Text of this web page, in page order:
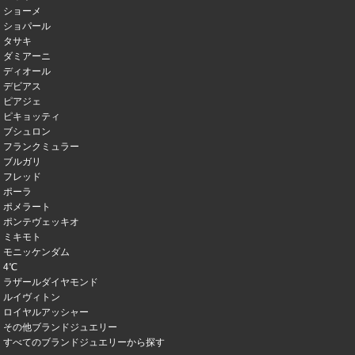
ショーメ
ショパール
タサキ
ダミアーニ
ディオール
デビアス
ピアジェ
ピキョッティ
ブシュロン
フランクミュラー
ブルガリ
フレッド
ポーラ
ポメラート
ポンテヴェッキオ
ミキモト
モニッケンダム
4℃
ラザールダイヤモンド
ルイヴィトン
ロイヤルアッシャー
その他ブランドジュエリー
すべてのブランドジュエリーから探す